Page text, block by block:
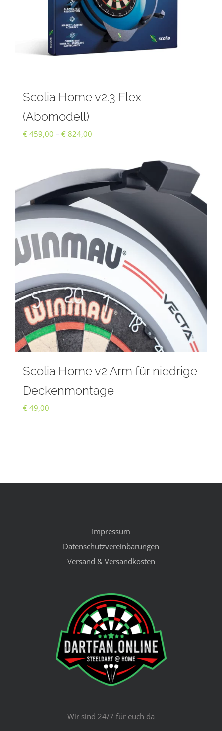
Scolia Home v2.3 Flex
(Abomodell)
€ 459,00 – € 824,00Preisspanne:
€ 824,00
Scolia Home v2 Arm für niedrige
Deckenmontage
€ 49,00
Impressum
Datenschutzvereinbarungen
Versand & Versandkosten
Wir sind 24/7 für euch da